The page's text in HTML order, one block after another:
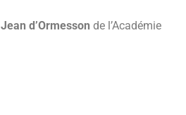
Jean d’Ormesson de l’Académie